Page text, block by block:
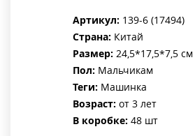
Артикул: 139-6 (17494)
Страна: Китай
Размер: 24,5*17,5*7,5 см
Пол: Мальчикам
Теги: Машинка
Возраст: от 3 лет
В коробке: 48 шт